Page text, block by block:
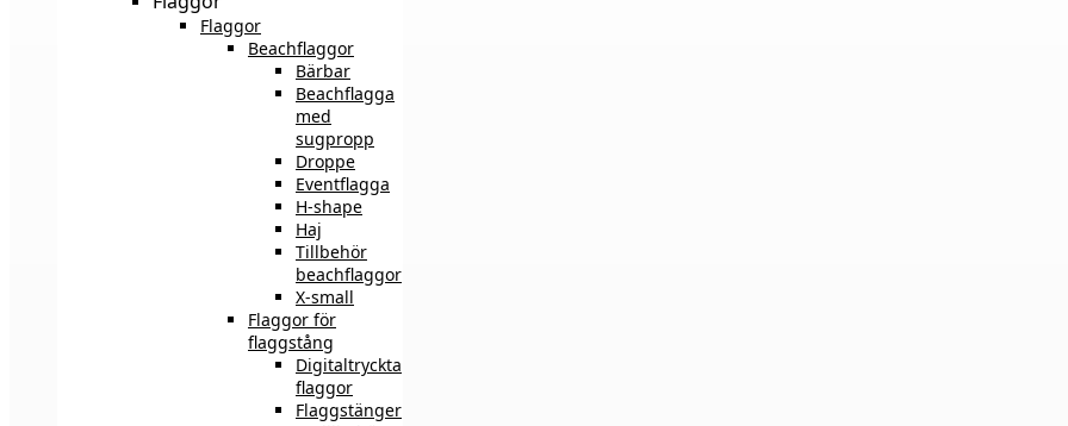
Flaggor
Beachflaggor
Bärbar
Beachflagga
med
sugpropp
Droppe
Eventflagga
H-shape
Haj
Tillbehör
beachflaggor
X-small
Flaggor för
flaggstång
Digitaltryckta
flaggor
Flaggstänger